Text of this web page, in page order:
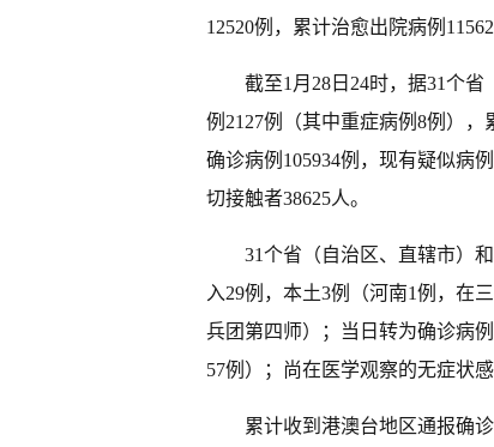
12520例，累计治愈出院病例
截至1月28日24时，据31个
例2127例（其中重症病例8例），
确诊病例105934例，现有疑似病
切接触者38625人。
31个省（自治区、直辖市）
入29例，本土3例（河南1例，在
兵团第四师）；当日转为确诊病
57例）；尚在医学观察的无症状
累计收到港澳台地区通报确